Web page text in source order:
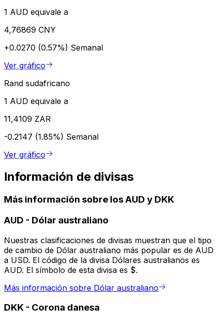
1 AUD equivale a
4,76869 CNY
+0.0270 (0.57%) Semanal
Ver gráfico
Rand sudafricano
1 AUD equivale a
11,4109 ZAR
-0.2147 (1.85%) Semanal
Ver gráfico
Información de divisas
Más información sobre los AUD y DKK
AUD - Dólar australiano
Nuestras clasificaciones de divisas muestran que el tipo
de cambio de Dólar australiano más popular es de AUD
a USD. El código de la divisa Dólares australianos es
AUD. El símbolo de esta divisa es $.
Más información sobre Dólar australiano
DKK - Corona danesa